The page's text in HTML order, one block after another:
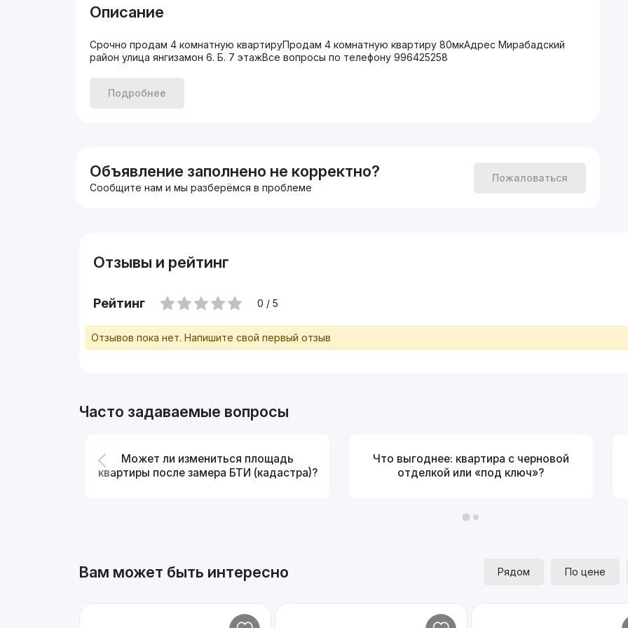
Описание
Срочно продам 4 комнатную квартируПродам 4 комнатную квартиру 80мкАдрес Мирабадский
район улица янгизамон 6. Б. 7 этажВсе вопросы по телефону 996425258
Подробнее
Объявление заполнено не корректно?
Сообщите нам и мы разберёмся в проблеме
Пожаловаться
Отзывы и рейтинг
Рейтинг 0 / 5
Отзывов пока нет. Напишите свой первый отзыв
Часто задаваемые вопросы
Может ли измениться площадь
квартиры после замера БТИ (кадастра)?
Что выгоднее: квартира с черновой
отделкой или «под ключ»?
Вам может быть интересно Рядом По цене